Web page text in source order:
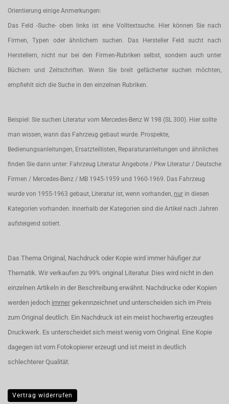
Orientierung einige Anmerkungen:
Das Feld -Suche- oben links ist eine Volltextsuche. Hier können Sie nach
Firmen, Typen oder ähnlichem suchen. Das Hersteller Feld sucht nach
Herstellern, nicht nur bei den Firmen-Rubriken selbst, sondern auch unter
Büchern und Zeitschriften. Wenn Sie breit gefächerter suchen möchten,
empfiehlt sich die Suche in den einzelnen Rubriken.
Beispiel: Sie suchen Literatur vom Mercedes-Benz W 198 (SL 300). Hier sollte
man wissen, wann das Fahrzeug gebaut wurde. Prospekte,
Bedienungsanleitungen, Ersatzteillisten, Reparaturanleitungen und ähnliches
finden Sie dann unter: Fahrzeug Literatur Angebote / Pkw Literatur / Deutsche
Firmen / Mercedes-Benz / MB 1945-1959 und 1960-1969. Das Fahrzeug
wurde von 1955-1963 gebaut, Literatur ist, wenn vorhanden, nur in diesen
Kategorien vorhanden. Innerhalb der Kategorien sind die Artikel nach Jahren
aufsteigend sotiert.
Das Thema Original, Nachdruck oder Kopie wird immer häufiger zur
Thematik. Wir verkaufen zu 99% original Literatur. Dies wird nicht in den
einzelnen Artikeln in der Beschreibung erwähnt. Nachdrucke oder Kopien
werden jedoch immer gekennzeichnet und unterscheiden sich im Preis
zum Original deutlich. Ein Nachdruck ist ein meist hochwertig erzeugtes
Druckwerk. Es unterscheidet sich meist wenig vom Original. Eine Kopie
dagegen ist vom Fotokopierer erzeugt und ist meist in deutlich
schlechterer Qualität.
Vertrag widerrufen